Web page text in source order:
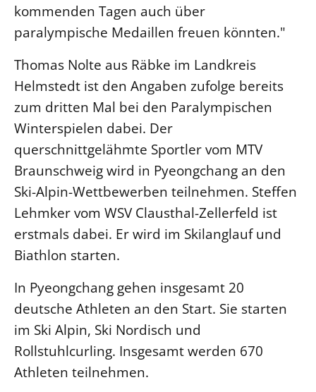
kommenden Tagen auch über
paralympische Medaillen freuen könnten."
Thomas Nolte aus Räbke im Landkreis
Helmstedt ist den Angaben zufolge bereits
zum dritten Mal bei den Paralympischen
Winterspielen dabei. Der
querschnittgelähmte Sportler vom MTV
Braunschweig wird in Pyeongchang an den
Ski-Alpin-Wettbewerben teilnehmen. Steffen
Lehmker vom WSV Clausthal-Zellerfeld ist
erstmals dabei. Er wird im Skilanglauf und
Biathlon starten.
In Pyeongchang gehen insgesamt 20
deutsche Athleten an den Start. Sie starten
im Ski Alpin, Ski Nordisch und
Rollstuhlcurling. Insgesamt werden 670
Athleten teilnehmen.
Ehrenamt
Beruf
Freie Stellen
BIBLIOTHEK & ARCHIV
SERVICE
Älterwerden im Pfarrberuf
Beteiligungsverfahren
Beschwerdestellen
Ephoralbüro
Fundraising
Corporate Design
Interventionsplan